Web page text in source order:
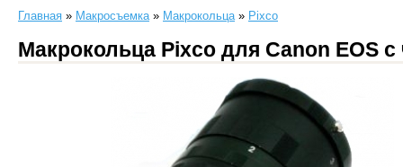
Главная » Макросъемка» Макрокольца» Pixco
Макрокольца Pixco для Canon EOS